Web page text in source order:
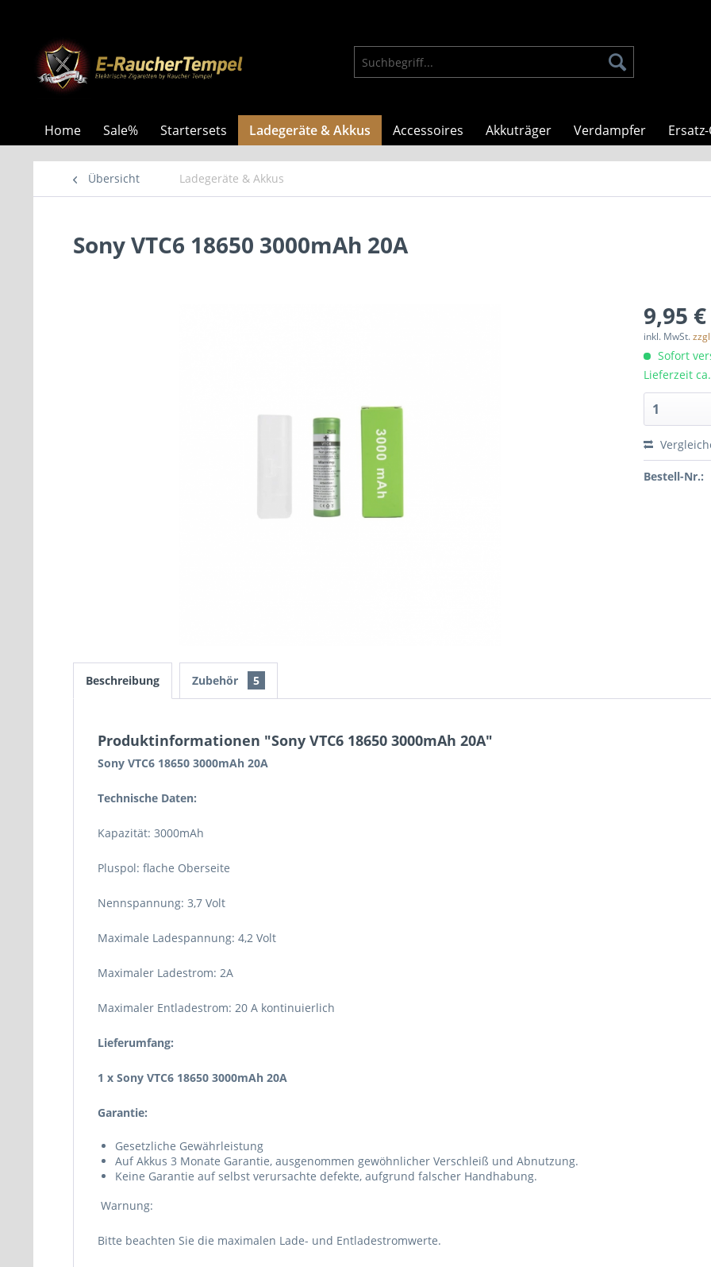
Home Sale% Startersets Ladegeräte & Akkus Accessoires Akkuträger Verdampfer
Übersicht Ladegeräte & Akkus
Sony VTC6 18650 3000mAh 20A
9,95
inkl. MwSt.
Sofort
Lieferzeit
Bestell-Nr.:
Beschreibung Zubehör 5
Produktinformationen "Sony VTC6 18650 3000mAh 20A"
Sony VTC6 18650 3000mAh 20A
Technische Daten:
Kapazität: 3000mAh
Pluspol: flache Oberseite
Nennspannung: 3,7 Volt
Maximale Ladespannung: 4,2 Volt
Maximaler Ladestrom: 2A
Maximaler Entladestrom: 20 A kontinuierlich
Lieferumfang:
1 x Sony VTC6 18650 3000mAh 20A
Garantie:
Gesetzliche Gewährleistung
Auf Akkus 3 Monate Garantie, ausgenommen gewöhnlicher Verschleiß und Abnutzung.
Keine Garantie auf selbst verursachte defekte, aufgrund falscher Handhabung.
Warnung:
Bitte beachten Sie die maximalen Lade- und Entladestromwerte.